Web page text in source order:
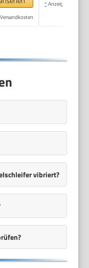
* Anzeige
vibriert?